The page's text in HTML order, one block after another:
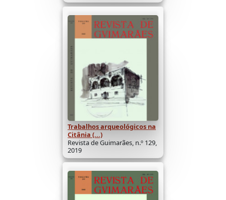
Trabalhos arqueológicos na
Citânia (...)
Revista de Guimarães, n.º 129,
2019